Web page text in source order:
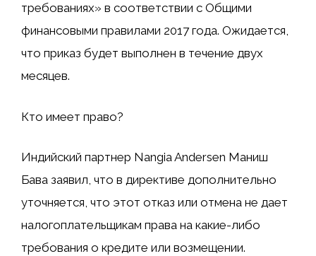
требованиях» в соответствии с Общими
финансовыми правилами 2017 года. Ожидается,
что приказ будет выполнен в течение двух
месяцев.
Кто имеет право?
Индийский партнер Nangia Andersen Маниш
Бава заявил, что в директиве дополнительно
уточняется, что этот отказ или отмена не дает
налогоплательщикам права на какие-либо
требования о кредите или возмещении.